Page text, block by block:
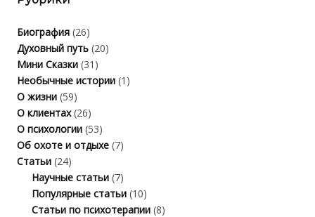
Биография (26)
Духовный путь (20)
Мини Сказки (31)
Необычные истории (1)
О жизни (59)
О клиентах(26)
О психологии (53)
Об охоте и отдыхе (7)
Статьи (24)
Научные статьи (7)
Популярные статьи (10)
Статьи по психотерапии (8)